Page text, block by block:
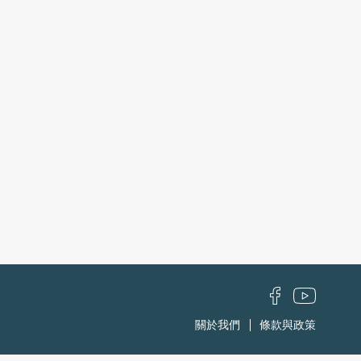
關於我們
條款與政策